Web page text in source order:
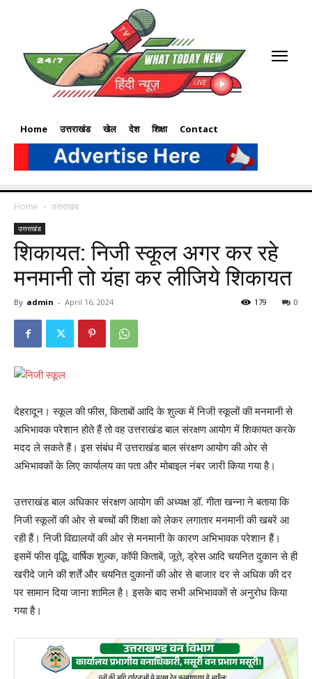
Home उत्तराखंड खेल देश शिक्षा Contact
Home उत्तराखंड
उत्तराखंड
शिकायत: निजी स्कूल अगर कर रहे
मनमानी तो यंहा कर लीजिये शिकायत
By admin - April 16, 2024 0
179
देहरादून। स्कूल की फीस, किताबों आदि के शुल्क में निजी स्कूलों की मनमानी से
अभिभावक परेशान होते हैं तो वह उत्तराखंड बाल संरक्षण आयोग में शिकायत करके
मदद ले सकते हैं। इस संबंध में उत्तराखंड बाल संरक्षण आयोग की ओर से
अभिभावकों के लिए कार्यालय का पता और मोबाइल नंबर जारी किया गया है।
उत्तराखंड बाल अधिकार संरक्षण आयोग की अध्यक्ष डॉ. गीता खन्ना ने बताया कि
निजी स्कूलों की ओर से बच्चों की शिक्षा को लेकर लगातार मनमानी की खबरें आ
रही हैं। निजी विद्यालयों की ओर से मनमानी के कारण अभिभावक परेशान हैं।
इसमें फीस वृद्धि, वार्षिक शुल्क, कॉपी किताबें, जूते, ड्रेस आदि चयनित दुकान से ही
खरीदे जाने की शर्तें और चयनित दुकानों की ओर से बाजार दर से अधिक की दर
पर सामान दिया जाना शामिल है। इसके बाद सभी अभिभावकों से अनुरोध किया
गया है।